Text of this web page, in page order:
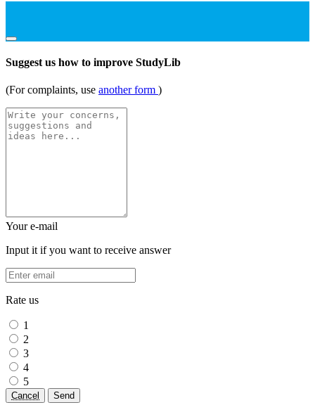
Suggest us how to improve StudyLib
(For complaints, use another form )
Your e-mail
Input it if you want to receive answer
Rate us
1
2
3
4
5
Cancel Send